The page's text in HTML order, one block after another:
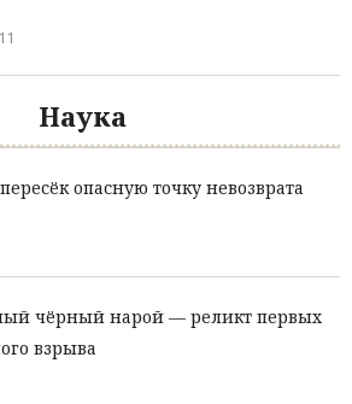
Наука
опасную точку невозврата
чёрный нарой — реликт первых
взрыва